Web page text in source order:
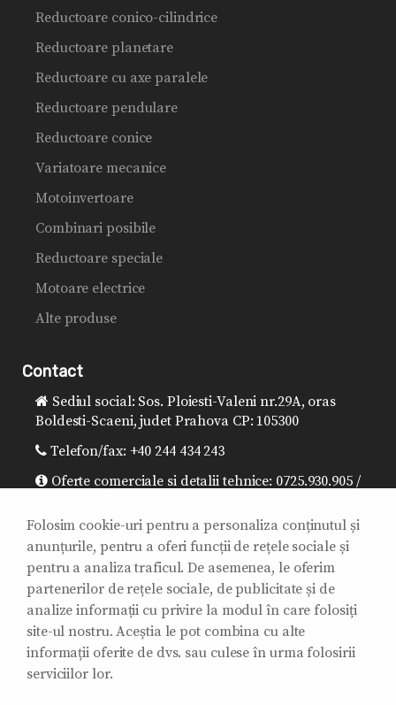
Reductoare conico-cilindrice
Reductoare planetare
Reductoare cu axe paralele
Reductoare pendulare
Reductoare conice
Variatoare mecanice
Motoinvertoare
Combinari posibile
Reductoare speciale
Motoare electrice
Alte produse
Contact
Sediul social: Sos. Ploiesti-Valeni nr.29A, oras
Boldesti-Scaeni, judet Prahova CP: 105300
Telefon/fax: +40 244 434 243
Oferte comerciale si detalii tehnice: 0725.930.905 /
Director general: 0725.930.906 /
office@sitibalkania.ro
Mentenanta/ Reparatii/Garantii: 0725.930.907 /
0725.930.908 / mentenanta@sitibalkania.ro
Folosim cookie-uri pentru a personaliza conținutul și
anunțurile, pentru a oferi funcții de rețele sociale și
pentru a analiza traficul. De asemenea, le oferim
partenerilor de rețele sociale, de publicitate și de
analize informații cu privire la modul în care folosiți
site-ul nostru. Aceștia le pot combina cu alte
informații oferite de dvs. sau culese în urma folosirii
serviciilor lor.